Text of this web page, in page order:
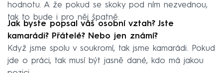
hodnotu. A že pokud se skoky pod ním nezvednou,
tak to bude i pro něj špatně.
Jak byste popsal váš osobní vztah? Jste
kamarádi? Přátelé? Nebo jen známí?
Když jsme spolu v soukromí, tak jsme kamarádi. Pokud
jde o práci, tak musí být jasně dané, kdo má jakou